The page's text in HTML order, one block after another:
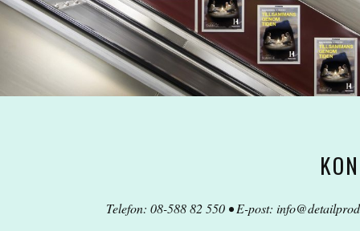
Telefon: 08-588 82 550 • E-post: